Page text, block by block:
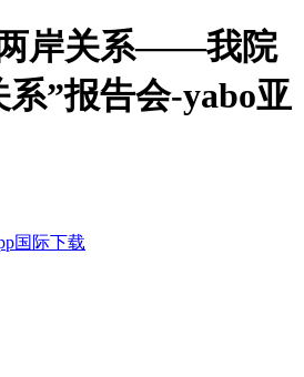
岸关系——我院
”报告会-yabo亚
国际下载